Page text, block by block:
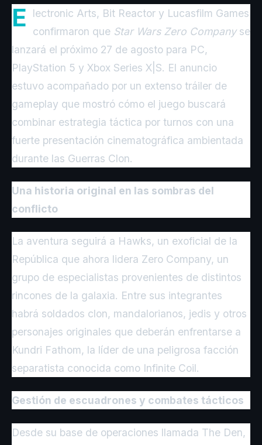
E
lectronic Arts, Bit Reactor y Lucasfilm Games
confirmaron que Star Wars Zero Companyse
lanzará el próximo 27 de agosto para PC,
PlayStation 5 y Xbox Series X|S. El anuncio
estuvo acompañado por un extenso tráiler de
gameplay que mostró cómo el juego buscará
combinar estrategia táctica por turnos con una
fuerte presentación cinematográfica ambientada
durante las Guerras Clon.
Una historia original en las sombras del
conflicto
La aventura seguirá a Hawks, un exoficial de la
República que ahora lidera Zero Company, un
grupo de especialistas provenientes de distintos
rincones de la galaxia. Entre sus integrantes
habrá soldados clon, mandalorianos, jedis y otros
personajes originales que deberán enfrentarse a
Kundri Fathom, la líder de una peligrosa facción
separatista conocida como Infinite Coil.
Gestión de escuadrones y combates tácticos
Desde su base de operaciones llamada The Den,